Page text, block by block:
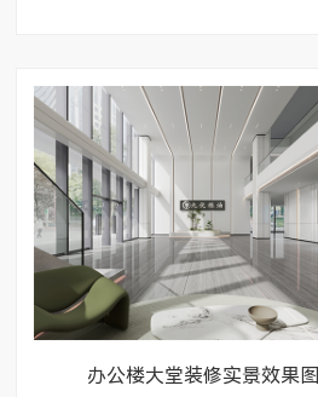
办公楼大堂装修实景效果图